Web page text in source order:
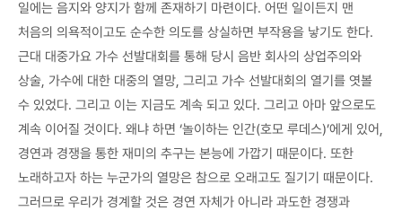
일에는 음지와 양지가 함께 존재하기 마련이다. 어떤 일이든지 맨
처음의 의욕적이고도 순수한 의도를 상실하면 부작용을 낳기도 한다.
근대 대중가요 가수 선발대회를 통해 당시 음반 회사의 상업주의와
상술, 가수에 대한 대중의 열망, 그리고 가수 선발대회의 열기를 엿볼
수 있었다. 그리고 이는 지금도 계속 되고 있다. 그리고 아마 앞으로도
계속 이어질 것이다. 왜냐 하면 ‘놀이하는 인간(호모 루데스)’에게 있어,
경연과 경쟁을 통한 재미의 추구는 본능에 가깝기 때문이다. 또한
노래하고자 하는 누군가의 열망은 참으로 오래고도 질기기 때문이다.
그러므로 우리가 경계할 것은 경연 자체가 아니라 과도한 경쟁과